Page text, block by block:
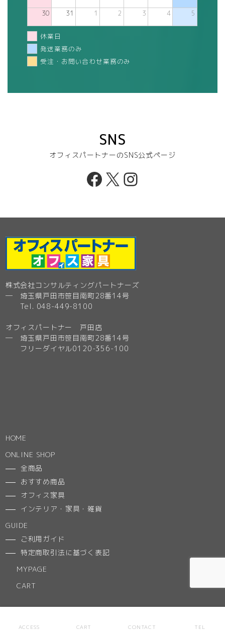
30 31 1 2 3 4 5
休業日
発送業務のみ
受注・お問い合わせ業務のみ
SNS
オフィスパートナーのSNS公式ページ
Facebook
X Instagram
株式会社コンサルティングパートナーズ
─ 埼玉県戸田市笹目南町28番14号
Tel. 048-449-8100
オフィスパートナー 戸田店
─ 埼玉県戸田市笹目南町28番14号
フリーダイヤル0120-356-100
HOME
ONLINE SHOP
全商品
おすすめ商品
オフィス家具
インテリア・家具・雑貨
GUIDE
ご利用ガイド
特定商取引法に基づく表記
MYPAGE
CART
NEWSACCESS CART CONTACT TEL